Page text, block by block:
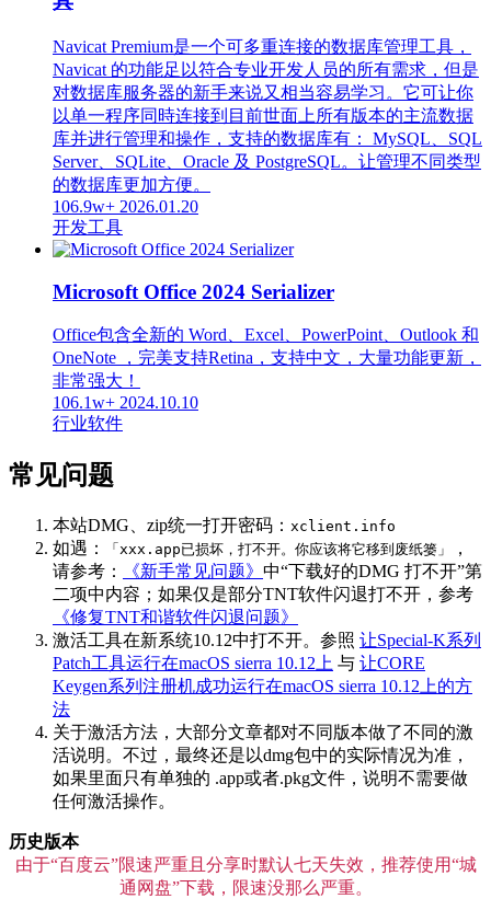
Navicat Premium是一个可多重连接的数据库管理工具，
Navicat 的功能足以符合专业开发人员的所有需求，但是
对数据库服务器的新手来说又相当容易学习。它可让你
以单一程序同時连接到目前世面上所有版本的主流数据
库并进行管理和操作，支持的数据库有： MySQL、SQL
Server、SQLite、Oracle 及 PostgreSQL。让管理不同类型
的数据库更加方便。
106.9w+ 2026.01.20
开发工具
Microsoft Office 2024 Serializer
Office包含全新的 Word、Excel、PowerPoint、Outlook 和
OneNote ，完美支持Retina，支持中文，大量功能更新，
非常强大！
106.1w+ 2024.10.10
行业软件
常见问题
本站DMG、zip统一打开密码： xclient.info
如遇： 「xxx.app已损坏，打不开。你应该将它移到废纸篓」
，
请参考：
《新手常见问题》 中“下载好的DMG 打不开”第
二项中内容；如果仅是部分TNT软件闪退打不开，参考
《修复TNT和谐软件闪退问题》
激活工具在新系统10.12中打不开。参照 让Special-K系列
Patch工具运行在macOS sierra 10.12上 与 让CORE
Keygen系列注册机成功运行在macOS sierra 10.12上的方
法
关于激活方法，大部分文章都对不同版本做了不同的激
活说明。不过，最终还是以dmg包中的实际情况为准，
如果里面只有单独的 .app或者.pkg文件，说明不需要做
任何激活操作。
历史版本
由于“百度云”限速严重且分享时默认七天失效，推荐使用“城
通网盘”下载，限速没那么严重。